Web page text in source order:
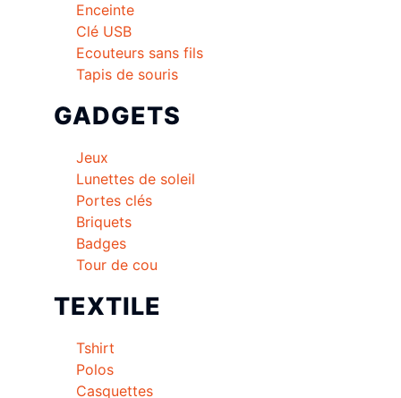
Enceinte
Clé USB
Ecouteurs sans fils
Tapis de souris
GADGETS
Jeux
Lunettes de soleil
Portes clés
Briquets
Badges
Tour de cou
TEXTILE
Tshirt
Polos
Casquettes